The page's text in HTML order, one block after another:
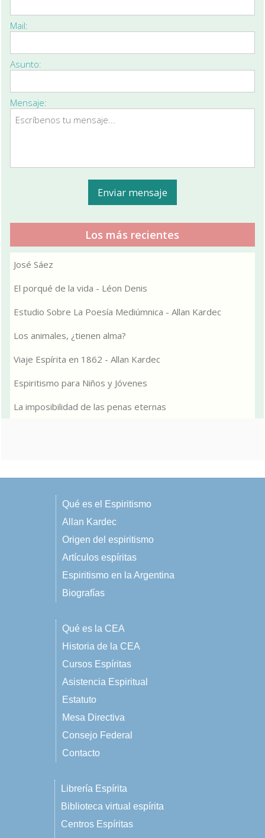
Mail:
Asunto:
Mensaje:
Los más recientes
José Sáez
El porqué de la vida - Léon Denis
Estudio Sobre La Poesía Mediúmnica - Allan Kardec
Los animales, ¿tienen alma?
Viaje Espírita en 1862 - Allan Kardec
Espiritismo para Niños y Jóvenes
La imposibilidad de las penas eternas
Qué es el Espiritismo
Allan Kardec
Origen del espiritismo
Artículos espíritas
Espiritismo en la Argentina
Biografías
Qué es la CEA
Historia de la CEA
Cursos Espíritas
Asistencia Espiritual
Estatuto
Mesa Directiva
Consejo Federal
Contacto
Librería Espírita
Biblioteca virtual espírita
Centros Espíritas